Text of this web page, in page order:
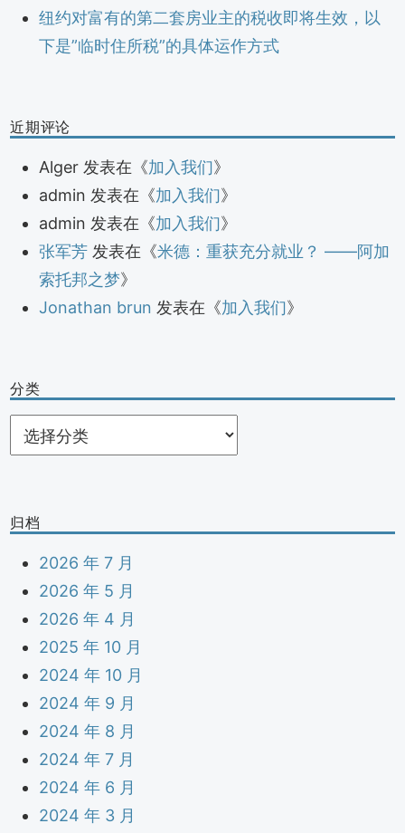
纽约对富有的第二套房业主的税收即将生效，以
下是”临时住所税”的具体运作方式
近期评论
Alger 发表在《加入我们》
admin 发表在《加入我们》
admin 发表在《加入我们》
张军芳 发表在《米德：重获充分就业？ ——阿加
索托邦之梦》
Jonathan brun 发表在《加入我们》
分类
分
类
归档
2026 年 7 月
2026 年 5 月
2026 年 4 月
2025 年 10 月
2024 年 10 月
2024 年 9 月
2024 年 8 月
2024 年 7 月
2024 年 6 月
2024 年 3 月